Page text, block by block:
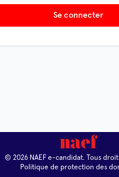
Se connecter
© 2026 NAEF e-candidat. Tous
Politique de protection des